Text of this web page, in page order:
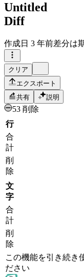
Untitled
Diff
作成日 3 年前差分は
クリア
エクスポート
共有
説明
53 削除
行
合
計
削
除
文
字
合
計
削
除
この機能を引き続き
ださい